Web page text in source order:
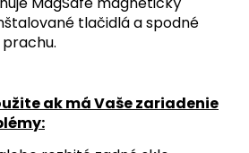
tlačidlá a spodné
ak má Vaše zariadenie